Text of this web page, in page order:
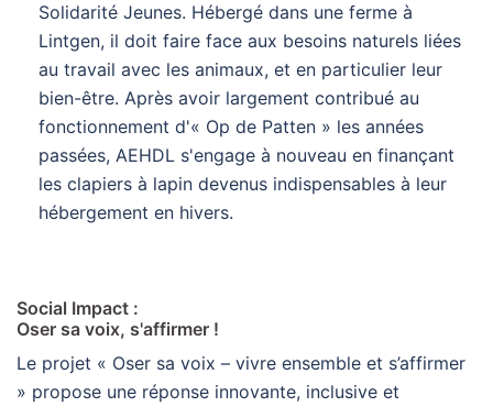
Solidarité Jeunes. Hébergé dans une ferme à
Lintgen, il doit faire face aux besoins naturels liées
au travail avec les animaux, et en particulier leur
bien-être. Après avoir largement contribué au
fonctionnement d'« Op de Patten » les années
passées, AEHDL s'engage à nouveau en finançant
les clapiers à lapin devenus indispensables à leur
hébergement en hivers.
Social Impact :
Oser sa voix, s'affirmer !
Le projet « Oser sa voix – vivre ensemble et s’affirmer
» propose une réponse innovante, inclusive et